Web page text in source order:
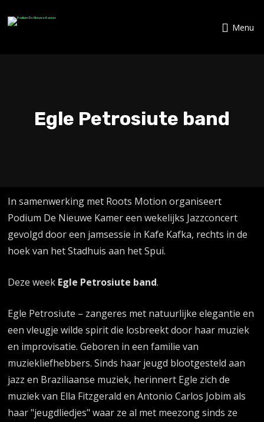
Menu
Egle Petrosiute band
In samenwerking met Roots Motion organiseert
Podium De Nieuwe Kamer een wekelijks Jazzconcert
gevolgd door een jamsessie in Kafe Kafka, rechts in de
hoek van het Stadhuis aan het Spui.
Deze week Egle Petrosiute band.
Egle Petrosiute – zangeres met natuurlijke elegantie en
een vleugje wilde spirit die losbreekt door haar muziek
en improvisatie. Geboren in een familie van
muziekliefhebbers. Sinds haar jeugd blootgesteld aan
jazz en Braziliaanse muziek, herinnert Egle zich de
muziek van Ella Fitzgerald en Antonio Carlos Jobim als
haar "jeugdliedjes" waar ze al met meezong sinds ze